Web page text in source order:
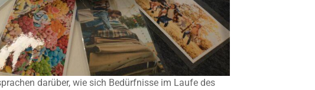
darüber, wie sich Bedürfnisse im Laufe des